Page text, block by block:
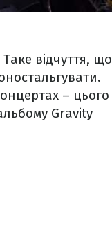
відчуття, що
– цього
Gravity